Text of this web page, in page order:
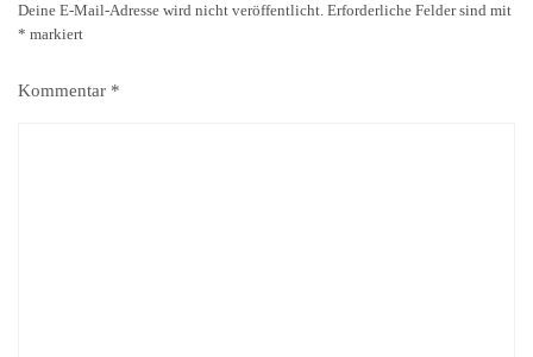
Deine E-Mail-Adresse wird nicht veröffentlicht. Erforderliche Felder sind mit
* markiert
Kommentar *